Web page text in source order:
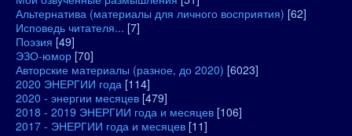
Альтернатива (материалы для личного восприятия) [62]
Исповедь читателя... [7]
Поэзия [49]
ЭЗО-юмор [70]
Авторские материалы (разное, до 2020) [6023]
2020 ЭНЕРГИИ года [114]
2020 - энергии месяцев [479]
2018 - 2019 ЭНЕРГИИ года и месяцев [106]
2017 - ЭНЕРГИИ года и месяцев [11]